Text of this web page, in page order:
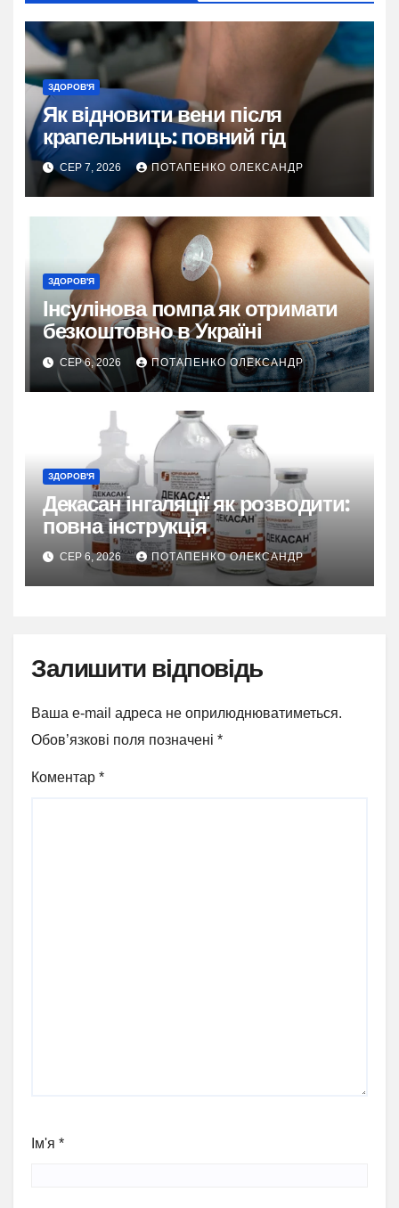
ЗДОРОВ'Я
Як відновити вени після
крапельниць: повний гід
СЕР 7, 2026 ПОТАПЕНКО ОЛЕКСАНДР
ЗДОРОВ'Я
Інсулінова помпа як отримати
безкоштовно в Україні
СЕР 6, 2026 ПОТАПЕНКО ОЛЕКСАНДР
ЗДОРОВ'Я
Декасан інгаляції як розводити:
повна інструкція
СЕР 6, 2026 ПОТАПЕНКО ОЛЕКСАНДР
Залишити відповідь
Ваша e-mail адреса не оприлюднюватиметься.
Обов’язкові поля позначені *
Коментар *
Ім'я *